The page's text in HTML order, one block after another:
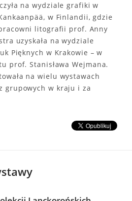
na wydziale grafiki w
w Finlandii, gdzie
litografii prof. Anny
uzyskała na wydziale
Pięknych w Krakowie – w
prof. Stanisława Wejmana.
na wielu wystawach
grupowych w kraju i za